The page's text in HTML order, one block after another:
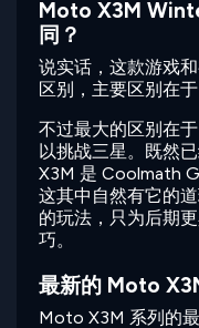
Moto X3M
同？
说实话，这款游戏
区别，主要区别在
不过最大的区别在
以挑战三星。既然
X3M 是 Coolmath
这其中自然有它的
的玩法，只为后期
巧。
最新的 Moto
Moto X3M 系列的